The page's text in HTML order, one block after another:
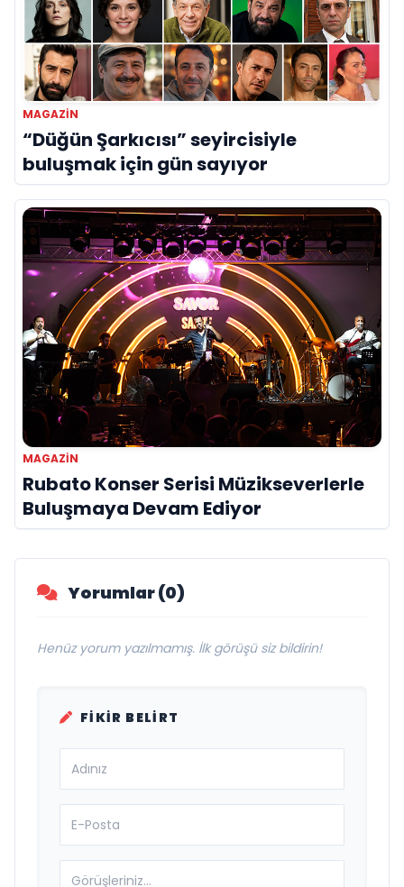
MAGAZİN
“Düğün Şarkıcısı” seyircisiyle
buluşmak için gün sayıyor
MAGAZİN
Rubato Konser Serisi Müzikseverlerle
Buluşmaya Devam Ediyor
Yorumlar (0)
Henüz yorum yazılmamış. İlk görüşü siz bildirin!
FIKIR BELIRT